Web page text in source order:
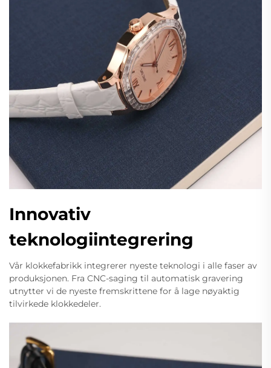
Innovativ
teknologiintegrering
Vår klokkefabrikk integrerer nyeste teknologi i alle faser av
produksjonen. Fra CNC-saging til automatisk gravering
utnytter vi de nyeste fremskrittene for å lage nøyaktig
tilvirkede klokkedeler.